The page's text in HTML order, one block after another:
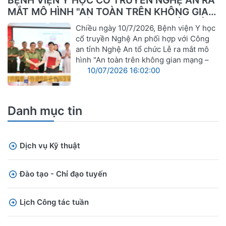
MẮT MÔ HÌNH "AN TOÀN TRÊN KHÔNG GIAN
MẠNG – VỮNG VÀNG TRONG CHUYỂN ĐỔI
SỐ"
Chiều ngày 10/7/2026, Bệnh viện Y học
cổ truyền Nghệ An phối hợp với Công
an tỉnh Nghệ An tổ chức Lễ ra mắt mô
hình "An toàn trên không gian mạng –
10/07/2026 16:02:00
Danh mục tin
Dịch vụ Kỹ thuật
Đào tạo - Chỉ đạo tuyến
Lịch Công tác tuần